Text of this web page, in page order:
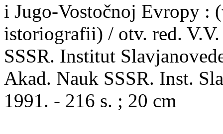
i Jugo-Vostočnoj Evropy :
istoriografii) / otv. red.
SSSR. Institut
Akad. Nauk SSSR. Inst.
1991. - 216 s. ; 20 cm